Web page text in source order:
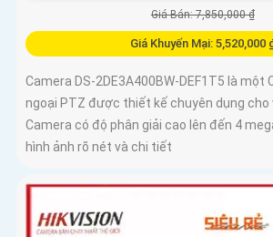
Giá Bán: 7,850,000 ₫
Giá Khuyến Mại: 5,520,000
Camera DS-2DE3A400BW-DEF1T5 là một
ngoại PTZ được thiết kế chuyên dụng cho
Camera có độ phân giải cao lên đến 4
hình ảnh rõ nét và chi tiết